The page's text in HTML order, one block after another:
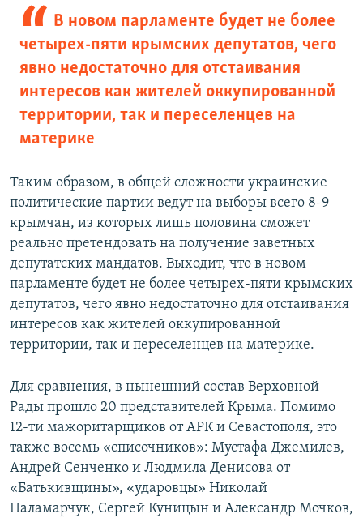
В новом парламенте будет не более
четырех-пяти крымских депутатов, чего
явно недостаточно для отстаивания
интересов как жителей оккупированной
территории, так и переселенцев на
материке
Таким образом, в общей сложности украинские
политические партии ведут на выборы всего 8-9
крымчан, из которых лишь половина сможет
реально претендовать на получение заветных
депутатских мандатов. Выходит, что в новом
парламенте будет не более четырех-пяти крымских
депутатов, чего явно недостаточно для отстаивания
интересов как жителей оккупированной
территории, так и переселенцев на материке.
Для сравнения, в нынешний состав Верховной
Рады прошло 20 представителей Крыма. Помимо
12-ти мажоритарщиков от АРК и Севастополя, это
также восемь «списочников»: Мустафа Джемилев,
Андрей Сенченко и Людмила Денисова от
«Батькивщины», «ударовцы» Николай
Паламарчук, Сергей Куницын и Александр Мочков,